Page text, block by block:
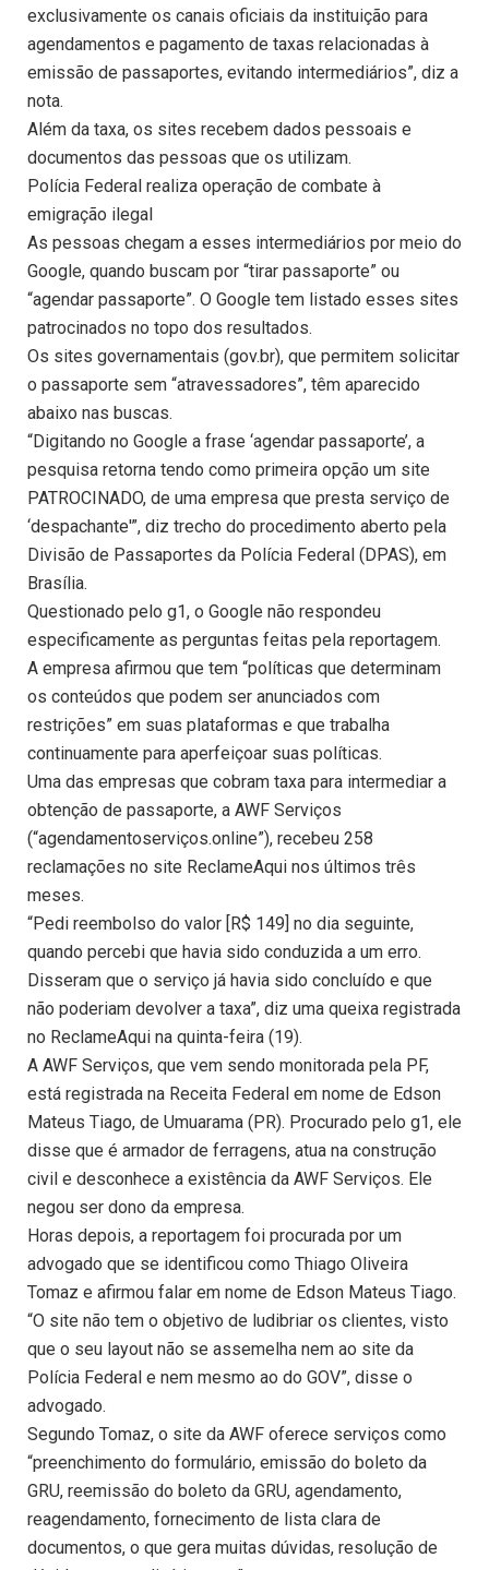
exclusivamente os canais oficiais da instituição para
agendamentos e pagamento de taxas relacionadas à
emissão de passaportes, evitando intermediários”, diz a
nota.
Além da taxa, os sites recebem dados pessoais e
documentos das pessoas que os utilizam.
Polícia Federal realiza operação de combate à
emigração ilegal
As pessoas chegam a esses intermediários por meio do
Google, quando buscam por “tirar passaporte” ou
“agendar passaporte”. O Google tem listado esses sites
patrocinados no topo dos resultados.
Os sites governamentais (gov.br), que permitem solicitar
o passaporte sem “atravessadores”, têm aparecido
abaixo nas buscas.
“Digitando no Google a frase ‘agendar passaporte’, a
pesquisa retorna tendo como primeira opção um site
PATROCINADO, de uma empresa que presta serviço de
‘despachante'”, diz trecho do procedimento aberto pela
Divisão de Passaportes da Polícia Federal (DPAS), em
Brasília.
Questionado pelo g1, o Google não respondeu
especificamente as perguntas feitas pela reportagem.
A empresa afirmou que tem “políticas que determinam
os conteúdos que podem ser anunciados com
restrições” em suas plataformas e que trabalha
continuamente para aperfeiçoar suas políticas.
Uma das empresas que cobram taxa para intermediar a
obtenção de passaporte, a AWF Serviços
(“agendamentoserviços.online”), recebeu 258
reclamações no site ReclameAqui nos últimos três
meses.
“Pedi reembolso do valor [R$ 149] no dia seguinte,
quando percebi que havia sido conduzida a um erro.
Disseram que o serviço já havia sido concluído e que
não poderiam devolver a taxa”, diz uma queixa registrada
no ReclameAqui na quinta-feira (19).
A AWF Serviços, que vem sendo monitorada pela PF,
está registrada na Receita Federal em nome de Edson
Mateus Tiago, de Umuarama (PR). Procurado pelo g1, ele
disse que é armador de ferragens, atua na construção
civil e desconhece a existência da AWF Serviços. Ele
negou ser dono da empresa.
Horas depois, a reportagem foi procurada por um
advogado que se identificou como Thiago Oliveira
Tomaz e afirmou falar em nome de Edson Mateus Tiago.
“O site não tem o objetivo de ludibriar os clientes, visto
que o seu layout não se assemelha nem ao site da
Polícia Federal e nem mesmo ao do GOV”, disse o
advogado.
Segundo Tomaz, o site da AWF oferece serviços como
“preenchimento do formulário, emissão do boleto da
GRU, reemissão do boleto da GRU, agendamento,
reagendamento, fornecimento de lista clara de
documentos, o que gera muitas dúvidas, resolução de